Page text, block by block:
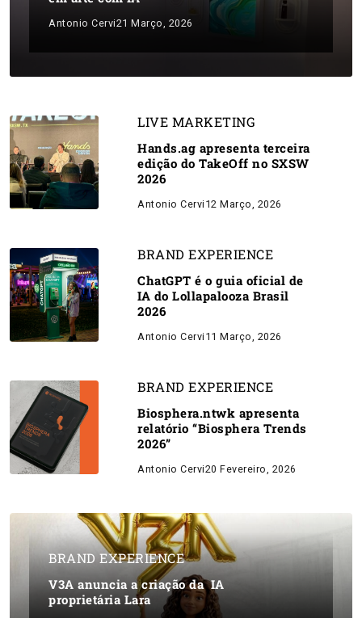
Antonio Cervi21 Março, 2026
LIVE MARKETING
Hands.ag apresenta terceira
edição do TakeOff no SXSW
2026
Antonio Cervi 12 Março, 2026
BRAND EXPERIENCE
ChatGPT é o guia oficial de
IA do Lollapalooza Brasil
2026
Antonio Cervi 11 Março, 2026
BRAND EXPERIENCE
Biosphera.ntwk apresenta
relatório “Biosphera Trends
2026”
Antonio Cervi20 Fevereiro, 2026
BRAND EXPERIENCE
V3A anuncia a criação da IA
proprietária Lara